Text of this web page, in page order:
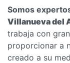
Somos
Villanueva del
trabaja con
proporcionar a
creado a su